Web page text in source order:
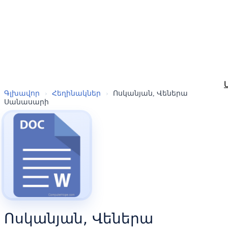
Գլխավոր › Հեղինակներ ›
Ոսկանյան, Վեներա
Սանասարի
Ոսկանյան, Վեներա